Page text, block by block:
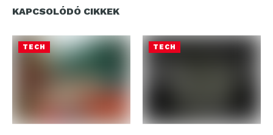
KAPCSOLÓDÓ CIKKEK
TECH TECH